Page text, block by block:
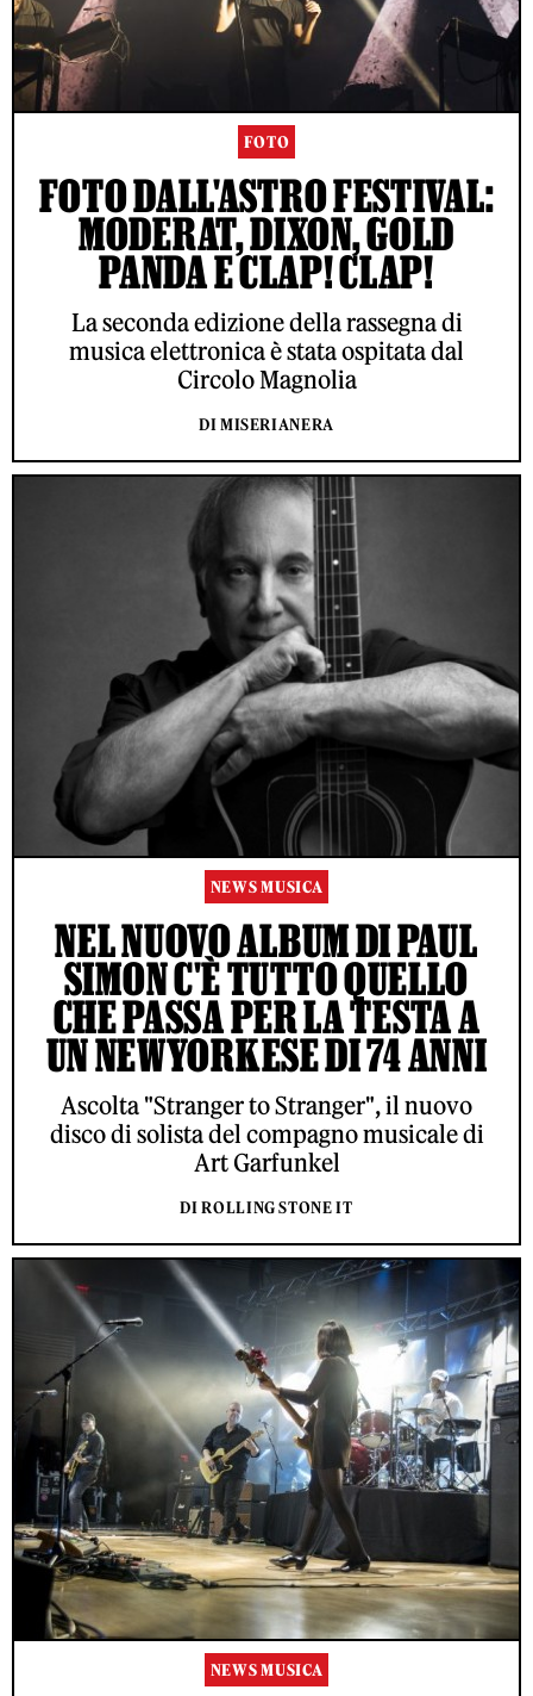
FOTO
FOTO DALL'ASTRO FESTIVAL:
MODERAT, DIXON, GOLD
PANDA E CLAP! CLAP!
La seconda edizione della rassegna di
musica elettronica è stata ospitata dal
Circolo Magnolia
DI MISERIANERA
NEWS MUSICA
NEL NUOVO ALBUM DI PAUL
SIMON C'È TUTTO QUELLO
CHE PASSA PER LA TESTA A
UN NEWYORKESE DI 74 ANNI
Ascolta "Stranger to Stranger", il nuovo
disco di solista del compagno musicale di
Art Garfunkel
DI ROLLING STONE IT
NEWS MUSICA